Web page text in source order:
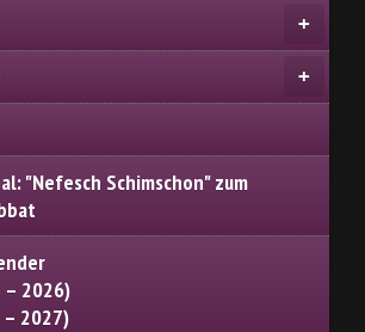
"Nefesch Schimschon" zum
– 2026)
2027)